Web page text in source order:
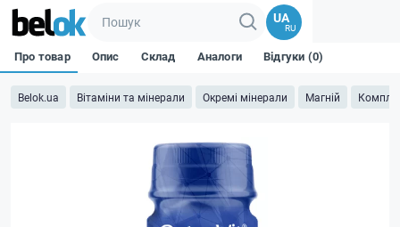
UA
RU
Belok.ua Вітаміни та мінерали Окремі мінерали Магній
Про товар Опис Склад Аналоги Відгуки (0)